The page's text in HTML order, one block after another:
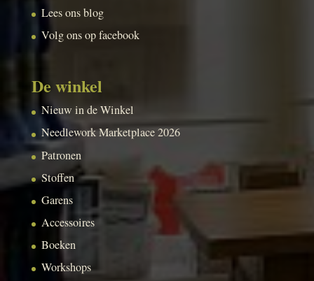
Lees ons blog
Volg ons op facebook
De winkel
Nieuw in de Winkel
Needlework Marketplace 2026
Patronen
Stoffen
Garens
Accessoires
Boeken
Workshops